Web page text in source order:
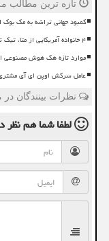
تازه ترین مطالب
کمبود جهانی تراشه به مک
۴ خانواده آمریکایی از متا، تیک تاک، اسنپ و گوگل شکایت کردند
موارد تازه هک هوش مصنوعی
عامل سرکش اوپن ای آی
نظرات بینندگان
لطفا شما همنظر